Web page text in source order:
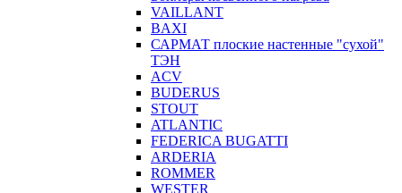
VAILLANT
BAXI
САРМАТ плоские настенные "сухой"
ТЭН
ACV
BUDERUS
STOUT
ATLANTIC
FEDERICA BUGATTI
ARDERIA
ROMMER
WESTER